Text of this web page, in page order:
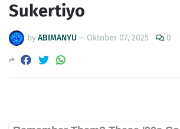
Sukertiyo
byABIMANYU— Oktober 07, 2025 0